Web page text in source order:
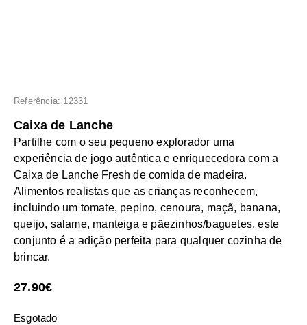
Referência: 12331
Caixa de Lanche
Partilhe com o seu pequeno explorador uma
experiência de jogo autêntica e enriquecedora com a
Caixa de Lanche Fresh de comida de madeira.
Alimentos realistas que as crianças reconhecem,
incluindo um tomate, pepino, cenoura, maçã, banana,
queijo, salame, manteiga e pãezinhos/baguetes, este
conjunto é a adição perfeita para qualquer cozinha de
brincar.
27.90€
Esgotado